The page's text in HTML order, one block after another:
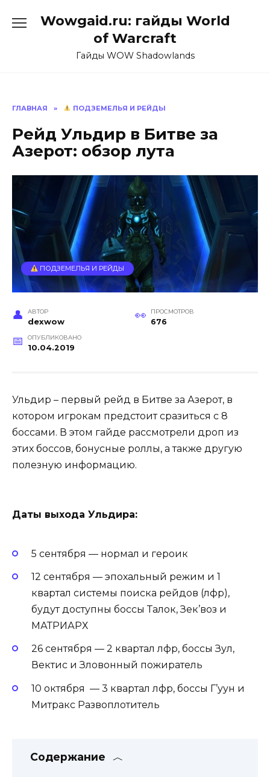
Wowgaid.ru: гайды World
of Warcraft
Гайды WOW Shadowlands
ГЛАВНАЯ » ПОДЗЕМЕЛЬЯ И РЕЙДЫ
Рейд Ульдир в Битве за
Азерот: обзор лута
ПОДЗЕМЕЛЬЯ И РЕЙДЫ
АВТОР
dexwow
ПРОСМОТРОВ
676
ОПУБЛИКОВАНО
10.04.2019
Ульдир – первый рейд в Битве за Азерот, в
котором игрокам предстоит сразиться с 8
боссами. В этом гайде рассмотрели дроп из
этих боссов, бонусные роллы, а также другую
полезную информацию.
Даты выхода Ульдира:
5 сентября — нормал и героик
12 сентября — эпохальный режим и 1
квартал системы поиска рейдов (лфр),
будут доступны боссы Талок, Зек’воз и
МАТРИАРХ
26 сентября — 2 квартал лфр, боссы Зул,
Вектис и Зловонный пожиратель
10 октября — 3 квартал лфр, боссы Г’уун и
Митракс Развоплотитель
Содержание